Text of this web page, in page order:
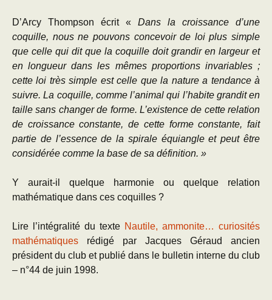
D’Arcy Thompson écrit « Dans la croissance d’une
coquille, nous ne pouvons concevoir de loi plus simple
que celle qui dit que la coquille doit grandir en largeur et
en longueur dans les mêmes proportions invariables ;
cette loi très simple est celle que la nature a tendance à
suivre. La coquille, comme l’animal qui l’habite grandit en
taille sans changer de forme. L’existence de cette relation
de croissance constante, de cette forme constante, fait
partie de l’essence de la spirale équiangle et peut être
considérée comme la base de sa définition. »
Y aurait-il quelque harmonie ou quelque relation
mathématique dans ces coquilles ?
Lire l’intégralité du texte Nautile, ammonite… curiosités
mathématiques rédigé par Jacques Géraud ancien
président du club et publié dans le bulletin interne du club
– n°44 de juin 1998.